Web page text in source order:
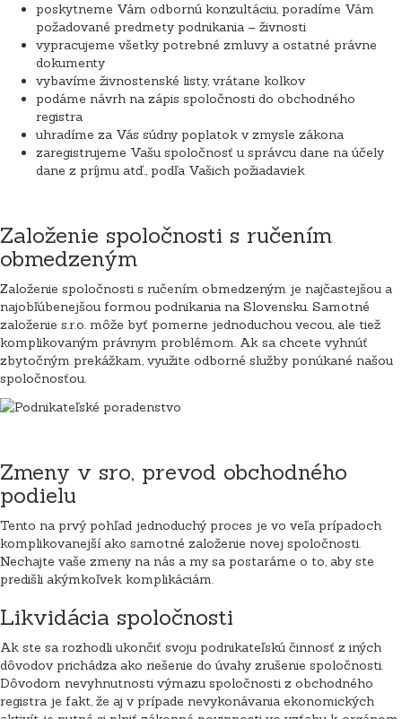
poskytneme Vám odbornú konzultáciu, poradíme Vám
požadované predmety podnikania – živnosti
vypracujeme všetky potrebné zmluvy a ostatné právne
dokumenty
vybavíme živnostenské listy, vrátane kolkov
podáme návrh na zápis spoločnosti do obchodného
registra
uhradíme za Vás súdny poplatok v zmysle zákona
zaregistrujeme Vašu spoločnosť u správcu dane na účely
dane z príjmu atď., podľa Vašich požiadaviek
Založenie spoločnosti s ručením
obmedzeným
Založenie spoločnosti s ručením obmedzeným je najčastejšou a
najobľúbenejšou formou podnikania na Slovensku. Samotné
založenie s.r.o. môže byť pomerne jednoduchou vecou, ale tiež
komplikovaným právnym problémom. Ak sa chcete vyhnúť
zbytočným prekážkam, využite odborné služby ponúkané našou
spoločnosťou.
Zmeny v sro, prevod obchodného
podielu
Tento na prvý pohľad jednoduchý proces je vo veľa prípadoch
komplikovanejší ako samotné založenie novej spoločnosti.
Nechajte vaše zmeny na nás a my sa postaráme o to, aby ste
predišli akýmkoľvek komplikáciám.
Likvidácia spoločnosti
Ak ste sa rozhodli ukončiť svoju podnikateľskú činnosť z iných
dôvodov prichádza ako riešenie do úvahy zrušenie spoločnosti.
Dôvodom nevyhnutnosti výmazu spoločnosti z obchodného
registra je fakt, že aj v prípade nevykonávania ekonomických